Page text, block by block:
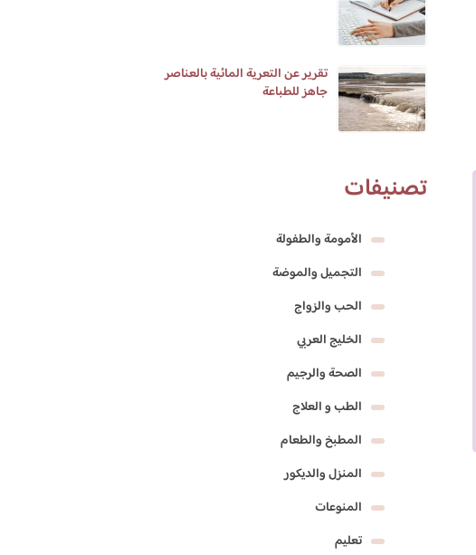
تقرير عن التعرية المائية بالعناصر
جاهز للطباعة
تصنيفات
الأمومة والطفولة
التجميل والموضة
الحب والزواج
الخليج العربي
الصحة والرجيم
الطب و العلاج
المطبخ والطعام
المنزل والديكور
المنوعات
تعليم